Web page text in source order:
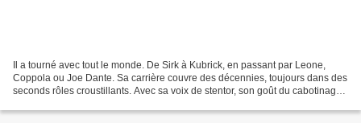
Il a tourné avec tout le monde. De Sirk à Kubrick, en passant par Leone,
Coppola ou Joe Dante. Sa carrière couvre des décennies, toujours dans des
seconds rôles croustillants. Avec sa voix de stentor, son goût du cabotinage,